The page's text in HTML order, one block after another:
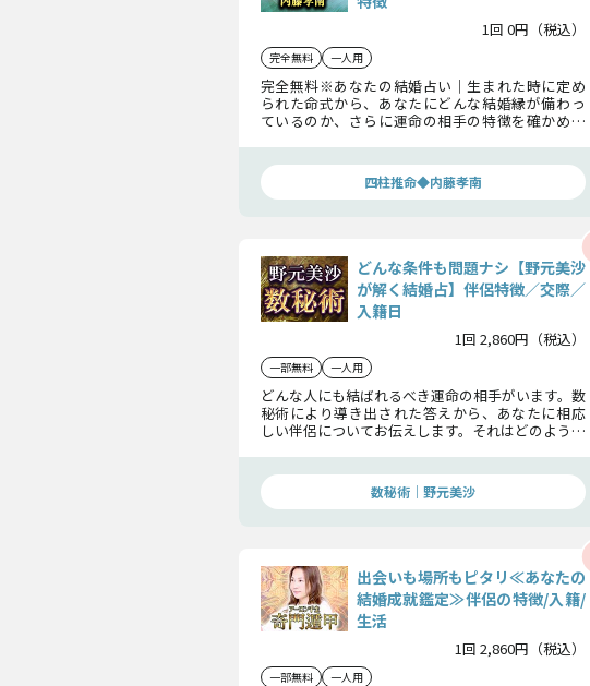
1回 0円（税込）
完全無料 一人用
完全無料※あなたの結婚占い｜生まれた時に定め
られた命式から、あなたにどんな結婚縁が備わっ
ているのか、さらに運命の相手の特徴を確かめて
四柱推命◆内藤孝南
どんな条件も問題ナシ【野元美沙
が解く結婚占】伴侶特徴／交際／
入籍日
1回 2,860円（税込）
一部無料 一人用
どんな人にも結ばれるべき運命の相手がいます。数
秘術により導き出された答えから、あなたに相応
しい伴侶についてお伝えします。それはどのような
細をお確かめ下さい。数秘術｜野元美沙
出会いも場所もピタリ≪あなたの
結婚成就鑑定≫伴侶の特徴/入籍/
生活
1回 2,860円（税込）
一部無料 一人用